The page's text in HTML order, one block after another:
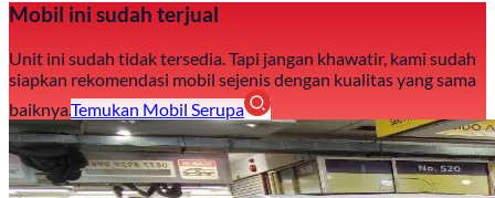
Mobil ini sudah terjual
Unit ini sudah tidak tersedia. Tapi jangan khawatir, kami sudah
siapkan rekomendasi mobil sejenis dengan kualitas yang sama
baiknya.Temukan Mobil Serupa